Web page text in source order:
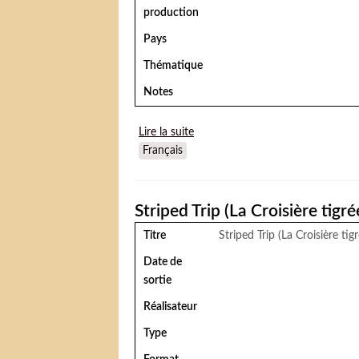
production
Pays
Thématique
Notes
Lire la suite
Français
Striped Trip (La Croisière
Titre Striped Trip (La Croisière
Date de
sortie
Réalisateur
Type